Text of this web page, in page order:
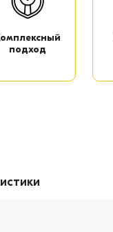
подход